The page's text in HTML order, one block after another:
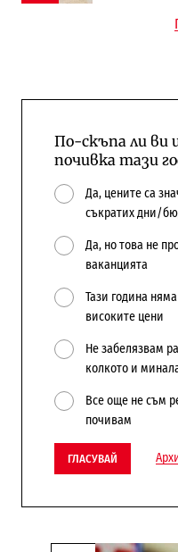
По-скъпа ли ви
почивка тази
Да, цените са
съкратих дни/
Да, но това не
ваканцията
Тази година
високите цени
Не забелязвам
колкото и
Все още не съм
почивам
ГЛАСУВАЙ